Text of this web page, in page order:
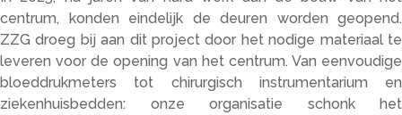
centrum, konden eindelijk de deuren worden geopend.
ZZG droeg bij aan dit project door het nodige materiaal te
leveren voor de opening van het centrum. Van eenvoudige
bloeddrukmeters tot chirurgisch instrumentarium en
ziekenhuisbedden: onze organisatie schonk het